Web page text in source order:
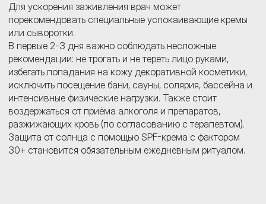
Для ускорения заживления врач может
порекомендовать специальные успокаивающие кремы
или сыворотки.
В первые 2-3 дня важно соблюдать несложные
рекомендации: не трогать и не тереть лицо руками,
избегать попадания на кожу декоративной косметики,
исключить посещение бани, сауны, солярия, бассейна и
интенсивные физические нагрузки. Также стоит
воздержаться от приёма алкоголя и препаратов,
разжижающих кровь (по согласованию с терапевтом).
Защита от солнца с помощью SPF-крема с фактором
30+ становится обязательным ежедневным ритуалом.